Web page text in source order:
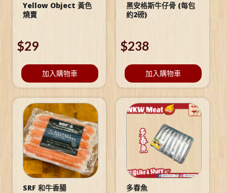
Yellow Object 黃色
燒賣
$29
加入購物車
黑安格斯牛仔骨 (每包
約2磅)
$238
加入購物車
SRF 和牛香腸 多春魚